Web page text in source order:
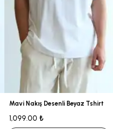
Mavi Nakış Desenli Beyaz Tshirt
1,099.00 ₺